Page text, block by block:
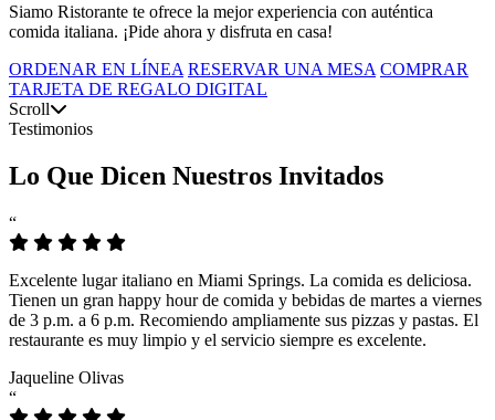
Siamo Ristorante te ofrece la mejor experiencia con auténtica
comida italiana. ¡Pide ahora y disfruta en casa!
ORDENAR EN LÍNEA RESERVAR UNA MESA COMPRAR
TARJETA DE REGALO DIGITAL
Scroll
Testimonios
Lo Que Dicen Nuestros Invitados
“
Excelente lugar italiano en Miami Springs. La comida es deliciosa.
Tienen un gran happy hour de comida y bebidas de martes a viernes
de 3 p.m. a 6 p.m. Recomiendo ampliamente sus pizzas y pastas. El
restaurante es muy limpio y el servicio siempre es excelente.
Jaqueline Olivas
“